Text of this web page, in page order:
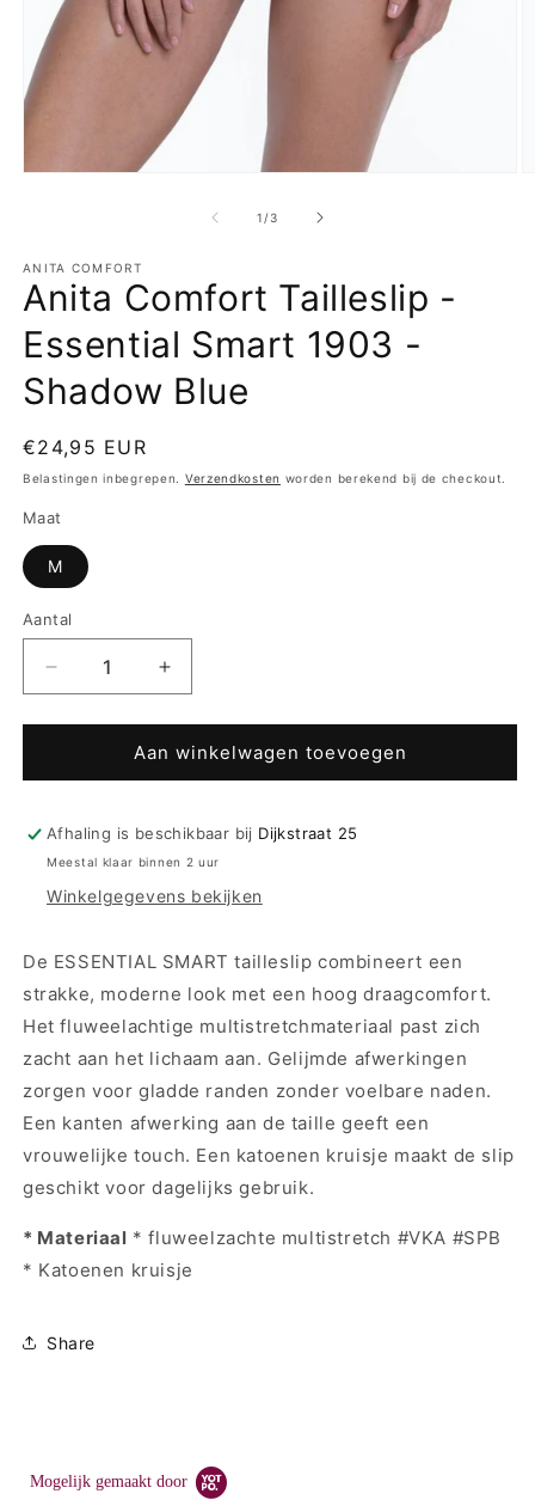
1 /van
3
ANITA COMFORT
Anita Comfort Tailleslip -
Essential Smart 1903 -
Shadow Blue
Normale
prijs
€24,95 EUR
Belastingen inbegrepen. Verzendkosten worden berekend bij de checkout.
Maat
M
Aantal
Aantal
verlagen
voor
Comfort
-
Essential
1903
Shadow
Aantal
verhogen
voor
Anita
Comfort
-
Essential
1903
Shadow
Aan winkelwagen toevoegen
Afhaling is beschikbaar bij Dijkstraat 25
Meestal klaar binnen 2 uur
Winkelgegevens bekijken
De ESSENTIAL SMART tailleslip combineert een
strakke, moderne look met een hoog draagcomfort.
Het fluweelachtige multistretchmateriaal past zich
zacht aan het lichaam aan. Gelijmde afwerkingen
zorgen voor gladde randen zonder voelbare naden.
Een kanten afwerking aan de taille geeft een
vrouwelijke touch. Een katoenen kruisje maakt de slip
geschikt voor dagelijks gebruik.
* Materiaal * fluweelzachte multistretch #VKA #SPB
* Katoenen kruisje
Share
Mogelijk gemaakt door